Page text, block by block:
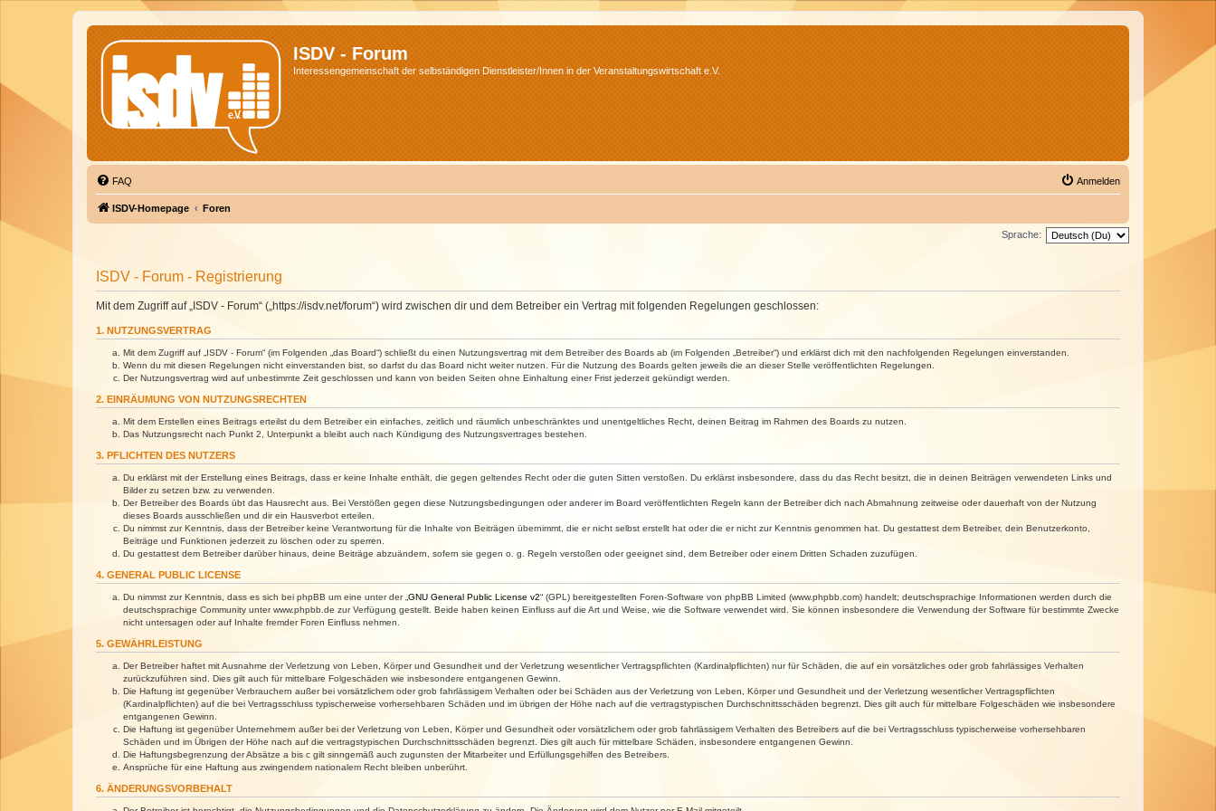
ISDV - Forum
Interessengemeinschaft der selbständigen Dienstleister/Innen in der Veranstaltungswirtschaft e.V.
FAQ Anmelden
ISDV-Homepage Foren
Sprache:
ISDV - Forum - Registrierung
Mit dem Zugriff auf „ISDV - Forum“ („https://isdv.net/forum“) wird zwischen dir und dem Betreiber ein Vertrag mit folgenden Regelungen geschlossen:
1. NUTZUNGSVERTRAG
Mit dem Zugriff auf „ISDV - Forum“ (im Folgenden „das Board“) schließt du einen Nutzungsvertrag mit dem Betreiber des Boards ab (im Folgenden „Betreiber“) und erklärst dich mit den nachfolgenden Regelungen einverstanden.
Wenn du mit diesen Regelungen nicht einverstanden bist, so darfst du das Board nicht weiter nutzen. Für die Nutzung des Boards gelten jeweils die an dieser Stelle veröffentlichten Regelungen.
Der Nutzungsvertrag wird auf unbestimmte Zeit geschlossen und kann von beiden Seiten ohne Einhaltung einer Frist jederzeit gekündigt werden.
2. EINRÄUMUNG VON NUTZUNGSRECHTEN
Mit dem Erstellen eines Beitrags erteilst du dem Betreiber ein einfaches, zeitlich und räumlich unbeschränktes und unentgeltliches Recht, deinen Beitrag im Rahmen des Boards zu nutzen.
Das Nutzungsrecht nach Punkt 2, Unterpunkt a bleibt auch nach Kündigung des Nutzungsvertrages bestehen.
3. PFLICHTEN DES NUTZERS
Du erklärst mit der Erstellung eines Beitrags, dass er keine Inhalte enthält, die gegen geltendes Recht oder die guten Sitten verstoßen. Du erklärst insbesondere, dass du das Recht besitzt, die in deinen Beiträgen verwendeten Links und
Bilder zu setzen bzw. zu verwenden.
Der Betreiber des Boards übt das Hausrecht aus. Bei Verstößen gegen diese Nutzungsbedingungen oder anderer im Board veröffentlichten Regeln kann der Betreiber dich nach Abmahnung zeitweise oder dauerhaft von der Nutzung
dieses Boards ausschließen und dir ein Hausverbot erteilen.
Du nimmst zur Kenntnis, dass der Betreiber keine Verantwortung für die Inhalte von Beiträgen übernimmt, die er nicht selbst erstellt hat oder die er nicht zur Kenntnis genommen hat. Du gestattest dem Betreiber, dein Benutzerkonto,
Beiträge und Funktionen jederzeit zu löschen oder zu sperren.
Du gestattest dem Betreiber darüber hinaus, deine Beiträge abzuändern, sofern sie gegen o. g. Regeln verstoßen oder geeignet sind, dem Betreiber oder einem Dritten Schaden zuzufügen.
4. GENERAL PUBLIC LICENSE
Du nimmst zur Kenntnis, dass es sich bei phpBB um eine unter der „ GNU General Public License v2“ (GPL) bereitgestellten Foren-Software von phpBB Limited (www.phpbb.com) handelt; deutschsprachige Informationen werden durch die
deutschsprachige Community unter www.phpbb.de zur Verfügung gestellt. Beide haben keinen Einfluss auf die Art und Weise, wie die Software verwendet wird. Sie können insbesondere die Verwendung der Software für bestimmte Zwecke
nicht untersagen oder auf Inhalte fremder Foren Einfluss nehmen.
5. GEWÄHRLEISTUNG
Der Betreiber haftet mit Ausnahme der Verletzung von Leben, Körper und Gesundheit und der Verletzung wesentlicher Vertragspflichten (Kardinalpflichten) nur für Schäden, die auf ein vorsätzliches oder grob fahrlässiges Verhalten
zurückzuführen sind. Dies gilt auch für mittelbare Folgeschäden wie insbesondere entgangenen Gewinn.
Die Haftung ist gegenüber Verbrauchern außer bei vorsätzlichem oder grob fahrlässigem Verhalten oder bei Schäden aus der Verletzung von Leben, Körper und Gesundheit und der Verletzung wesentlicher Vertragspflichten
(Kardinalpflichten) auf die bei Vertragsschluss typischerweise vorhersehbaren Schäden und im übrigen der Höhe nach auf die vertragstypischen Durchschnittsschäden begrenzt. Dies gilt auch für mittelbare Folgeschäden wie insbesondere
entgangenen Gewinn.
Die Haftung ist gegenüber Unternehmern außer bei der Verletzung von Leben, Körper und Gesundheit oder vorsätzlichem oder grob fahrlässigem Verhalten des Betreibers auf die bei Vertragsschluss typischerweise vorhersehbaren
Schäden und im Übrigen der Höhe nach auf die vertragstypischen Durchschnittsschäden begrenzt. Dies gilt auch für mittelbare Schäden, insbesondere entgangenen Gewinn.
Die Haftungsbegrenzung der Absätze a bis c gilt sinngemäß auch zugunsten der Mitarbeiter und Erfüllungsgehilfen des Betreibers.
Ansprüche für eine Haftung aus zwingendem nationalem Recht bleiben unberührt.
6. ÄNDERUNGSVORBEHALT